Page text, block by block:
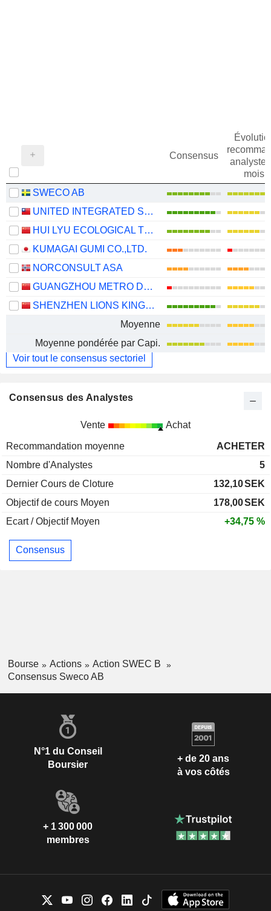
Consensus
mois
SWECO AB
UNITED INTEGRATED SERVICES CO., LTD.
HUI LYU ECOLOGICAL TECHNOLOGY GROUPS CO.,LTD.
KUMAGAI GUMI CO.,LTD.
NORCONSULT ASA
GUANGZHOU METRO DESIGN & RESEARCH INSTITUTE CO., LTD.
SHENZHEN LIONS KING HI-TECH CO., LTD
Moyenne
Moyenne pondérée par Capi.
Voir tout le consensus sectoriel
Consensus des Analystes
Vente Achat
Recommandation moyenne
ACHETER
Nombre d'Analystes
5
Dernier Cours de Cloture
132,10SEK
Objectif de cours Moyen
178,00SEK
Ecart / Objectif Moyen
+34,75 %
Consensus
Bourse Actions
Action SWEC B
Consensus Sweco AB
N°1 du Conseil
Boursier
+ de 20 ans
à vos côtés
+ 1 300 000
membres